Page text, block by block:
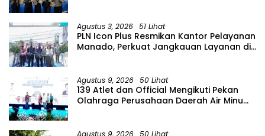
Agustus 3, 2026 51 Lihat
PLN Icon Plus Resmikan Kantor Pelayanan
Manado, Perkuat Jangkauan Layanan di
Agustus 9, 2026 50 Lihat
139 Atlet dan Official Mengikuti Pekan
Olahraga Perusahaan Daerah Air Minum
Agustus 9, 2026 50 Lihat